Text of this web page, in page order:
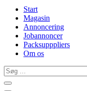
Start
Magasin
Annoncering
Jobannoncer
Packsupppliers
Om os
Søg
…